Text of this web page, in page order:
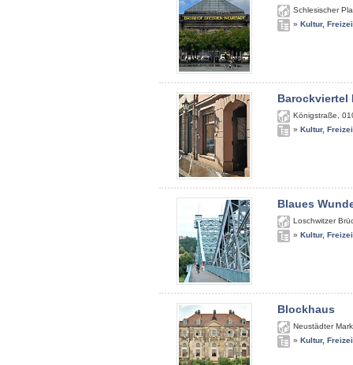
Schlesischer
» Kultur,
Barockviertel
Königstraße
» Kultur,
Blaues
Loschwitzer
» Kultur,
Blockhaus
Neustädter
» Kultur,